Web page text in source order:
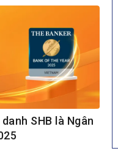
SHB là Ngân